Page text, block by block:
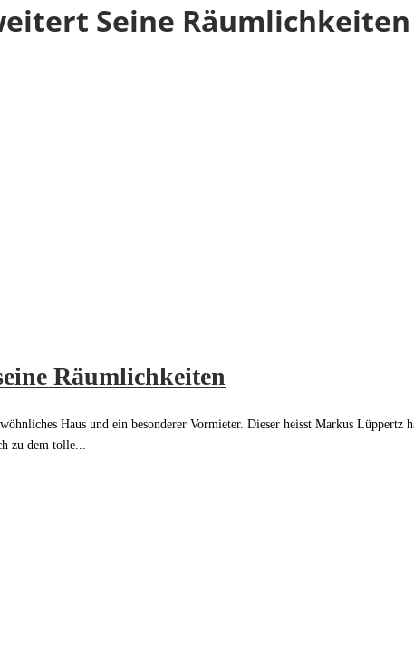
Seine Räumlichkeiten
Räumlichkeiten
Haus und ein besonderer Vormieter. Dieser heisst Markus
zu dem tolle...